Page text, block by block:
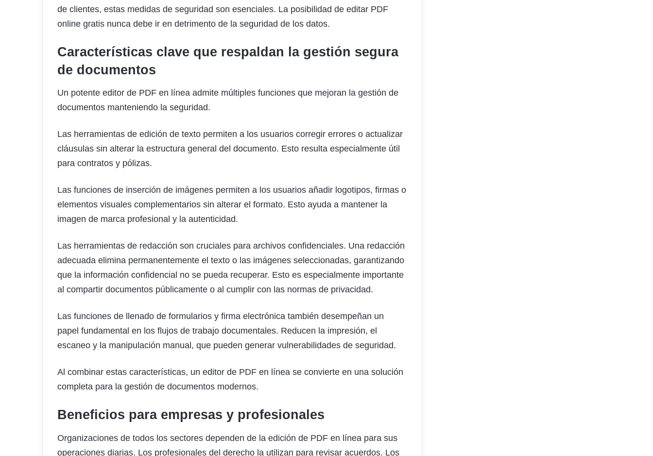
de clientes, estas medidas de seguridad son esenciales. La posibilidad de editar PDF
online gratis nunca debe ir en detrimento de la seguridad de los datos.
Características clave que respaldan la gestión segura
de documentos
Un potente editor de PDF en línea admite múltiples funciones que mejoran la gestión de
documentos manteniendo la seguridad.
Las herramientas de edición de texto permiten a los usuarios corregir errores o actualizar
cláusulas sin alterar la estructura general del documento. Esto resulta especialmente útil
para contratos y pólizas.
Las funciones de inserción de imágenes permiten a los usuarios añadir logotipos, firmas o
elementos visuales complementarios sin alterar el formato. Esto ayuda a mantener la
imagen de marca profesional y la autenticidad.
Las herramientas de redacción son cruciales para archivos confidenciales. Una redacción
adecuada elimina permanentemente el texto o las imágenes seleccionadas, garantizando
que la información confidencial no se pueda recuperar. Esto es especialmente importante
al compartir documentos públicamente o al cumplir con las normas de privacidad.
Las funciones de llenado de formularios y firma electrónica también desempeñan un
papel fundamental en los flujos de trabajo documentales. Reducen la impresión, el
escaneo y la manipulación manual, que pueden generar vulnerabilidades de seguridad.
Al combinar estas características, un editor de PDF en línea se convierte en una solución
completa para la gestión de documentos modernos.
Beneficios para empresas y profesionales
Organizaciones de todos los sectores dependen de la edición de PDF en línea para sus
operaciones diarias. Los profesionales del derecho la utilizan para revisar acuerdos. Los